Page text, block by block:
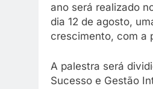
ano será realizado
dia 12 de agosto,
crescimento, com a
A palestra será
Sucesso e Gestão